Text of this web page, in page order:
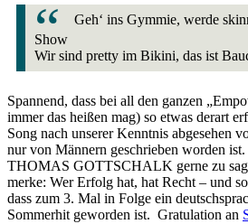
Geh‘ ins Gymmie, werde
Show
Wir sind pretty im Bikini, das ist
Spannend, dass bei all den ganzen
immer das heißen mag) so etwas derart
Song nach unserer Kenntnis abgesehen
nur von Männern geschrieben worden
THOMAS GOTTSCHALK gerne zu
merke: Wer Erfolg hat, hat Recht – und
dass zum 3. Mal in Folge ein
Sommerhit geworden ist. Gratulation an